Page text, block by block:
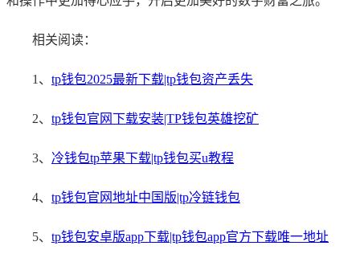
相关阅读：
1、 tp钱包2025最新下载|tp钱包资产丢失
2、 tp钱包官网下载安装|TP钱包英雄挖矿
3、 冷钱包tp苹果下载|tp钱包买u教程
4、 tp钱包官网地址中国版|tp冷链钱包
5、 tp钱包安卓版app下载|tp钱包app官方下载唯一地址